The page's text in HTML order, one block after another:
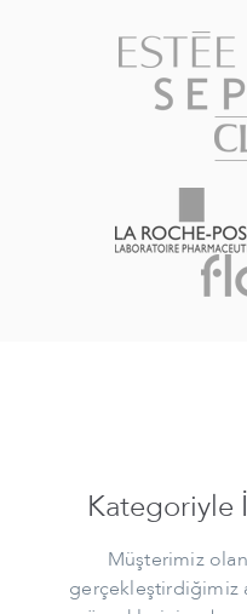
Kategoriyle
Müşterimiz
gerçekleştirdiğimiz